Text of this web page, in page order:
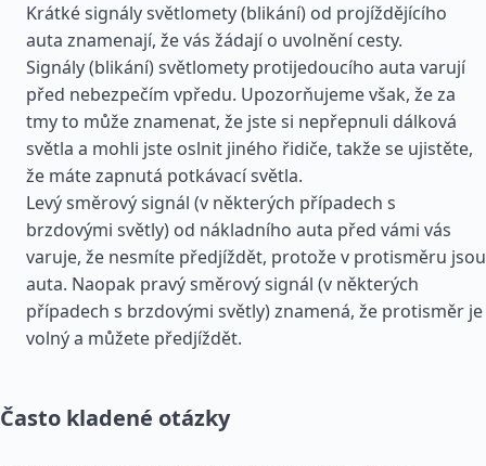
Krátké signály světlomety (blikání) od projíždějícího
auta znamenají, že vás žádají o uvolnění cesty.
Signály (blikání) světlomety protijedoucího auta varují
před nebezpečím vpředu. Upozorňujeme však, že za
tmy to může znamenat, že jste si nepřepnuli dálková
světla a mohli jste oslnit jiného řidiče, takže se ujistěte,
že máte zapnutá potkávací světla.
Levý směrový signál (v některých případech s
brzdovými světly) od nákladního auta před vámi vás
varuje, že nesmíte předjíždět, protože v protisměru jsou
auta. Naopak pravý směrový signál (v některých
případech s brzdovými světly) znamená, že protisměr je
volný a můžete předjíždět.
Často kladené otázky